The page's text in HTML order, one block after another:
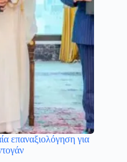
επαναξιολόγηση για